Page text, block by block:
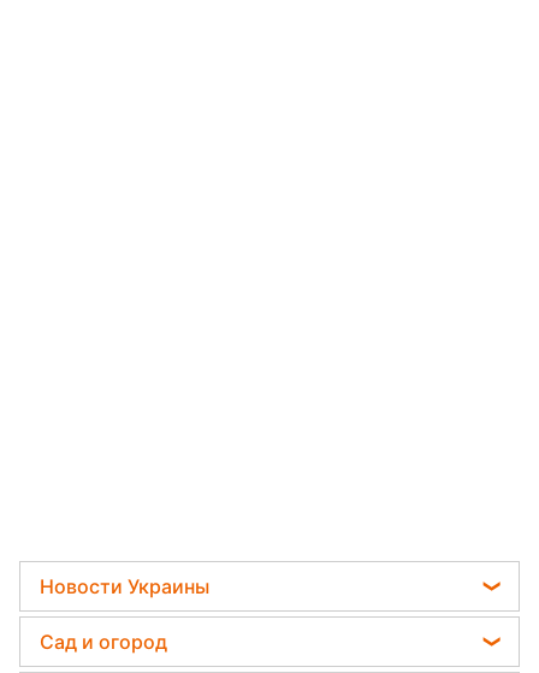
Новости Украины
Пенсии в Украине
Сад и огород